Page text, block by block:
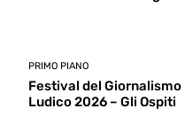
PRIMO PIANO
Festival del Giornalismo
Ludico 2026 – Gli Ospiti